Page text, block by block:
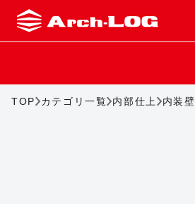
TOP カテゴリ一覧 内部仕上 内装壁